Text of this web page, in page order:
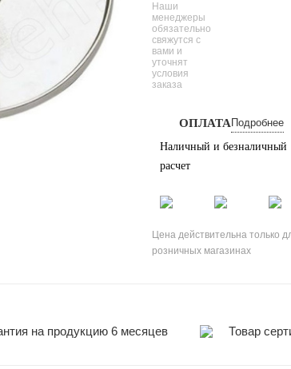
Наши
менеджеры
обязательно
свяжутся с
вами и
уточнят
условия
заказа
ОПЛАТА Подробнее
Наличный и безналичный
расчет
Цена действительна только
розничных магазинах
на продукцию 6 месяцев Товар